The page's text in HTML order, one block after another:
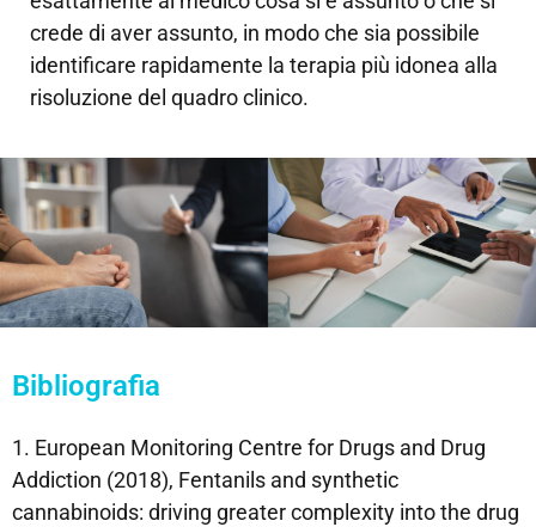
crede di aver assunto, in modo che sia possibile
identificare rapidamente la terapia più idonea alla
risoluzione del quadro clinico.
Bibliografia
1. European Monitoring Centre for Drugs and Drug
Addiction (2018), Fentanils and synthetic
cannabinoids: driving greater complexity into the drug